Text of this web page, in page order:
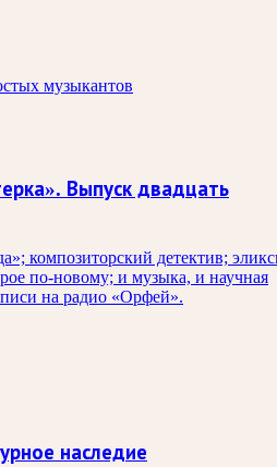
музыкантов
Выпуск двадцать
композиторский детектив;
по-новому; и музыка, и научная
на радио «Орфей».
наследие